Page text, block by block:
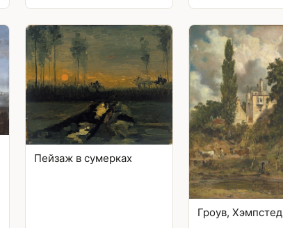
Пейзаж в сумерках
Гроув, Хэмпстед